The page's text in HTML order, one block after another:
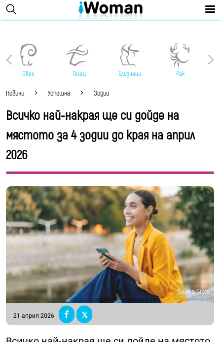
Овен Телец Близнаци Рак
Новини Успешна Зодии
Всичко най-накрая ще си дойде на
мястото за 4 зодии до края на април
2026
Снимка: iStock
21 април 2026